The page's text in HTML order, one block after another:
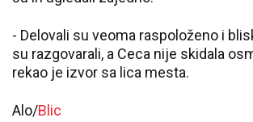
- Delovali su veoma raspoloženo i
su razgovarali, a Ceca nije skidala
rekao je izvor sa lica mesta.
Alo/Blic